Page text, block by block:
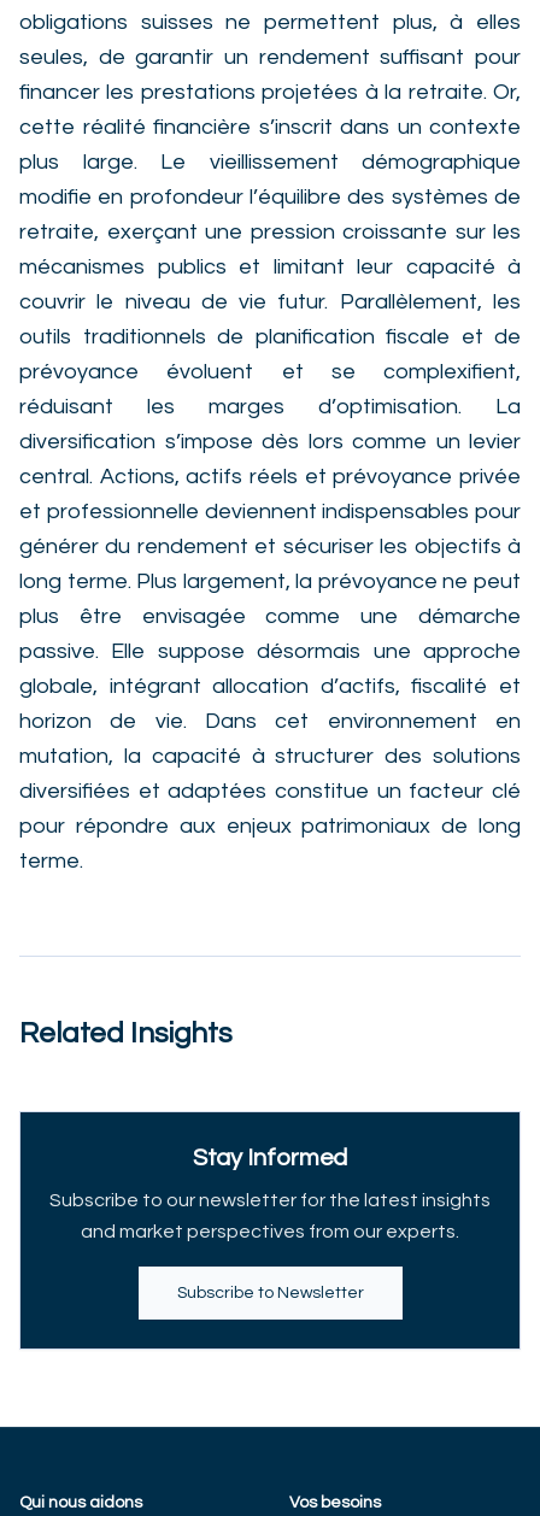
obligations suisses ne permettent plus, à elles
seules, de garantir un rendement suffisant pour
financer les prestations projetées à la retraite. Or,
cette réalité financière s’inscrit dans un contexte
plus large. Le vieillissement démographique
modifie en profondeur l’équilibre des systèmes de
retraite, exerçant une pression croissante sur les
mécanismes publics et limitant leur capacité à
couvrir le niveau de vie futur. Parallèlement, les
outils traditionnels de planification fiscale et de
prévoyance évoluent et se complexifient,
réduisant les marges d’optimisation. La
diversification s’impose dès lors comme un levier
central. Actions, actifs réels et prévoyance privée
et professionnelle deviennent indispensables pour
générer du rendement et sécuriser les objectifs à
long terme. Plus largement, la prévoyance ne peut
plus être envisagée comme une démarche
passive. Elle suppose désormais une approche
globale, intégrant allocation d’actifs, fiscalité et
horizon de vie. Dans cet environnement en
mutation, la capacité à structurer des solutions
diversifiées et adaptées constitue un facteur clé
pour répondre aux enjeux patrimoniaux de long
terme.
Related Insights
Stay Informed
Subscribe to our newsletter for the latest insights
and market perspectives from our experts.
Subscribe to Newsletter
Qui nous aidons Vos besoins